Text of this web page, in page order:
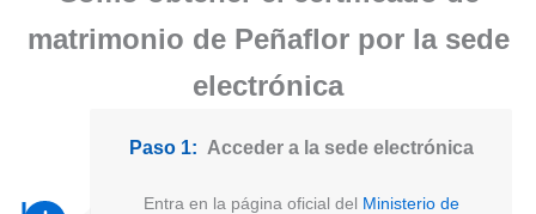
matrimonio de Peñaflor por la sede
electrónica
Paso 1: Acceder a la sede electrónica
Entra en la página oficial del Ministerio de